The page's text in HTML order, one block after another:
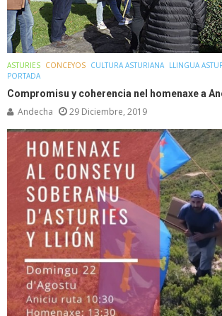
ASTURIES CONCEYOS CULTURA ASTURIANA LLINGUA
PORTADA
Compromisu y coherencia nel homenaxe a
Andecha 29 Diciembre, 2019